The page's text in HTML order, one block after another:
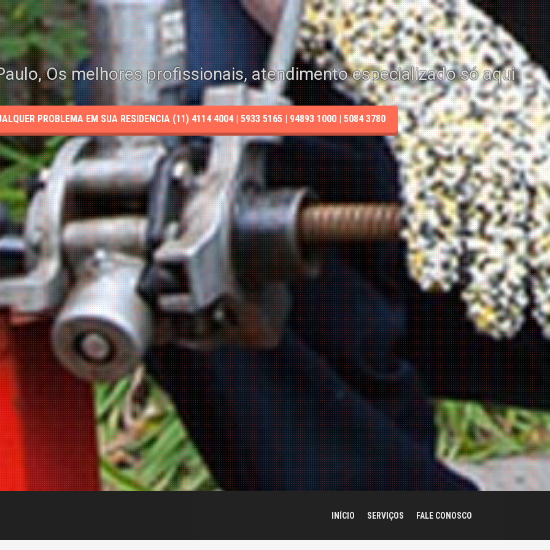
Os melhores profissionais, atendimento especializado só aqui
PROBLEMA EM SUA RESIDENCIA (11) 4114 4004 | 5933 5165 | 94893 1000 | 5084 3780
INÍCIO SERVIÇOS FALE CONOSCO